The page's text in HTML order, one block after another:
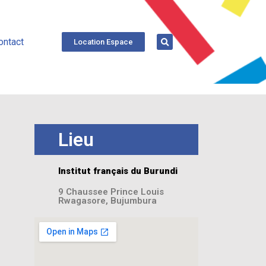
Location Espace
Lieu
Institut français du Burundi
9 Chaussee Prince Louis
Rwagasore, Bujumbura